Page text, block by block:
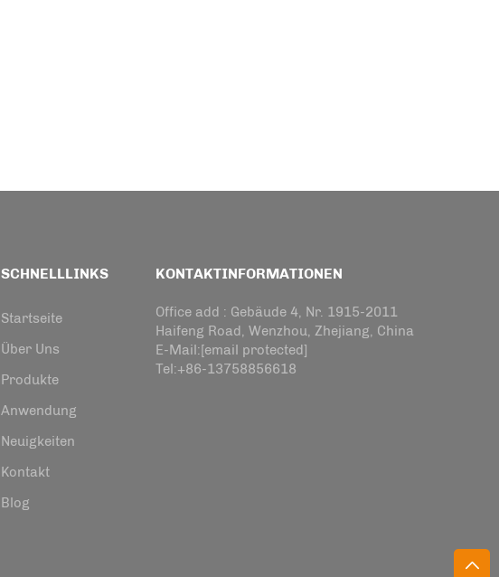
SCHNELLLINKS
Startseite
Über Uns
Produkte
Anwendung
Neuigkeiten
Kontakt
Blog
KONTAKTINFORMATIONEN
Office add : Gebäude 4, Nr. 1915-2011
Haifeng Road, Wenzhou, Zhejiang, China
E-Mail:[email protected]
Tel:+86-13758856618